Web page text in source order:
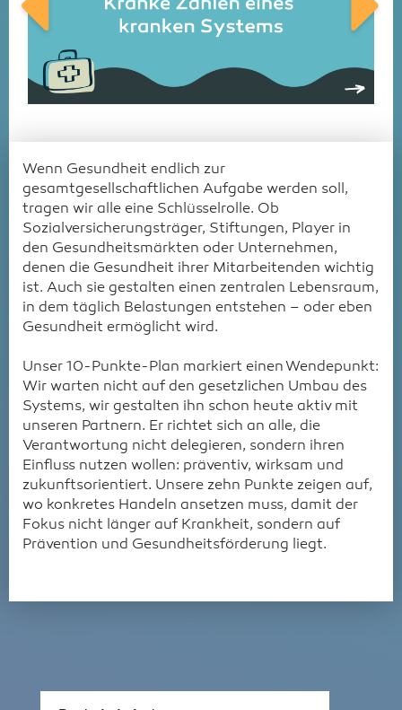
Wenn Gesundheit endlich zur
gesamtgesellschaftlichen Aufgabe werden soll,
tragen wir alle eine Schlüsselrolle. Ob
Sozialversicherungsträger, Stiftungen, Player in
den Gesundheitsmärkten oder Unternehmen,
denen die Gesundheit ihrer Mitarbeitenden wichtig
ist. Auch sie gestalten einen zentralen Lebensraum,
in dem täglich Belastungen entstehen – oder eben
Gesundheit ermöglicht wird.
Unser 10-Punkte-Plan markiert einen Wendepunkt:
Wir warten nicht auf den gesetzlichen Umbau des
Systems, wir gestalten ihn schon heute aktiv mit
unseren Partnern. Er richtet sich an alle, die
Verantwortung nicht delegieren, sondern ihren
Einfluss nutzen wollen: präventiv, wirksam und
zukunftsorientiert. Unsere zehn Punkte zeigen auf,
wo konkretes Handeln ansetzen muss, damit der
Fokus nicht länger auf Krankheit, sondern auf
Prävention und Gesundheitsförderung liegt.